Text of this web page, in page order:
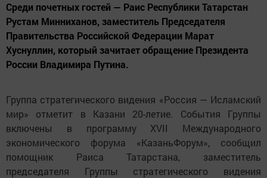
Среди почетных гостей — Раис Республики Татарстан
Рустам Минниханов, заместитель Председателя
Правительства Российской Федерации Марат
Хуснуллин, который зачитает обращение Президента
России Владимира Путина.
Группа стратегического видения «Россия — Исламский
мир» отметит в Казани 20-летие. События Группы
включены в программу XVII Международного
экономического форума «КазаньФорум», сообщил
помощник Раиса Татарстана, заместитель
председателя Группы стратегического видения